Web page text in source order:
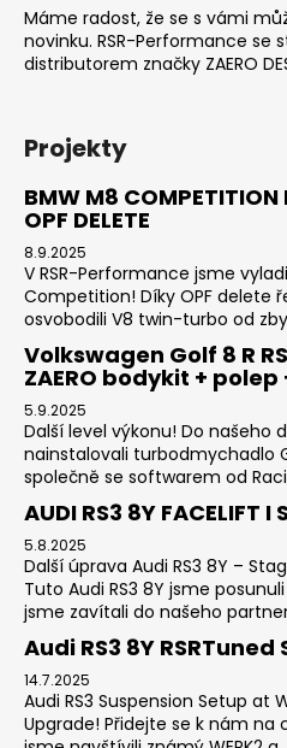
Máme radost, že se s vámi
novinku. RSR-Performance se
distributorem značky ZAERO
Projekty
BMW M8 COMPETITION
OPF DELETE
8.9.2025
V RSR-Performance jsme
Competition! Díky OPF delete
osvobodili V8 twin-turbo od
Volkswagen Golf 8 R
ZAERO bodykit +
5.9.2025
Další level výkonu! Do našeho
nainstalovali turbodmychadlo
společně se softwarem od
AUDI RS3 8Y FACELIFT I
5.8.2025
Další úprava Audi RS3 8Y –
Tuto Audi RS3 8Y jsme
jsme zavítali do našeho
Audi RS3 8Y RSRTuned
14.7.2025
Audi RS3 Suspension Setup at
Upgrade! Přidejte se k nám na